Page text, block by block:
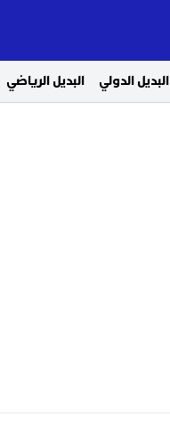
البديل الدولي البديل الرياضي